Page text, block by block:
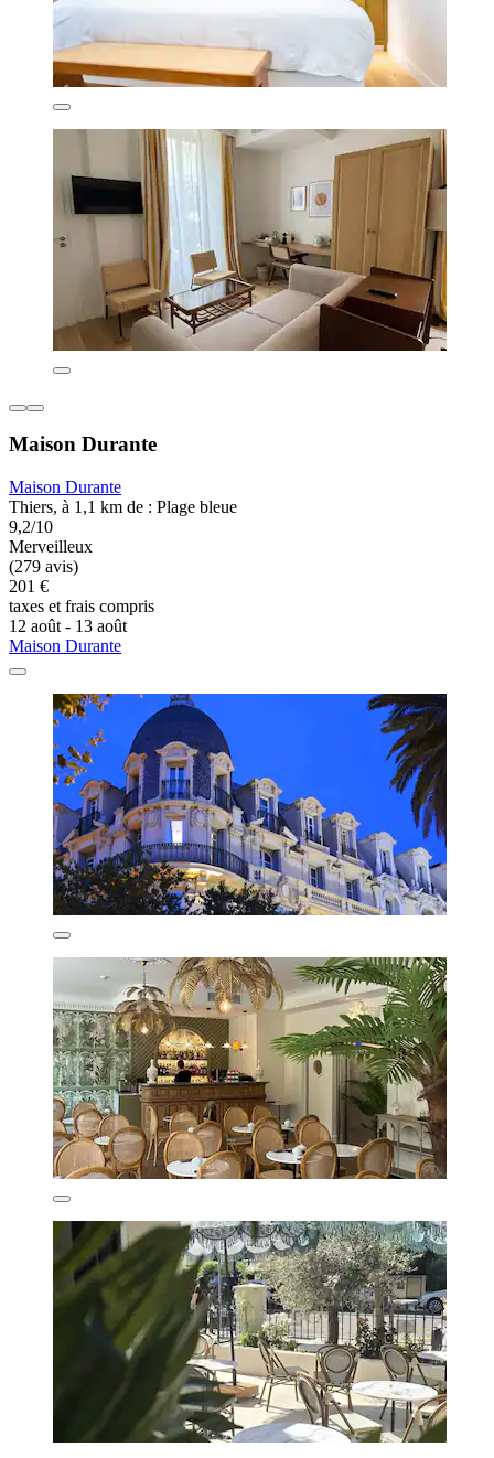
Maison Durante
Maison Durante
Thiers, à 1,1 km de : Plage bleue
9,2/10
Merveilleux
(279 avis)
201 €
taxes et frais compris
12 août - 13 août
Maison Durante